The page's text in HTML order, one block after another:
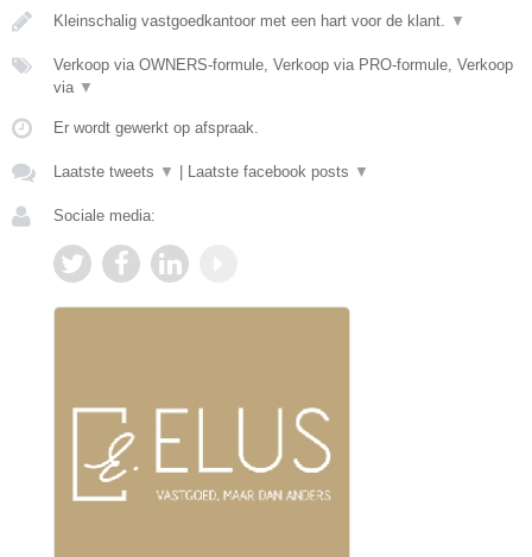
Kleinschalig vastgoedkantoor met een hart voor de klant. ▼
Verkoop via OWNERS-formule, Verkoop via PRO-formule, Verkoop
via ▼
Er wordt gewerkt op afspraak.
Laatste tweets ▼ Laatste facebook posts ▼
Sociale media: